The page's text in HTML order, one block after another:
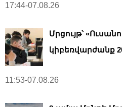
17:44-07.08.26
Մրցույթ՝
կիբեռվարժանք
11:53-07.08.26